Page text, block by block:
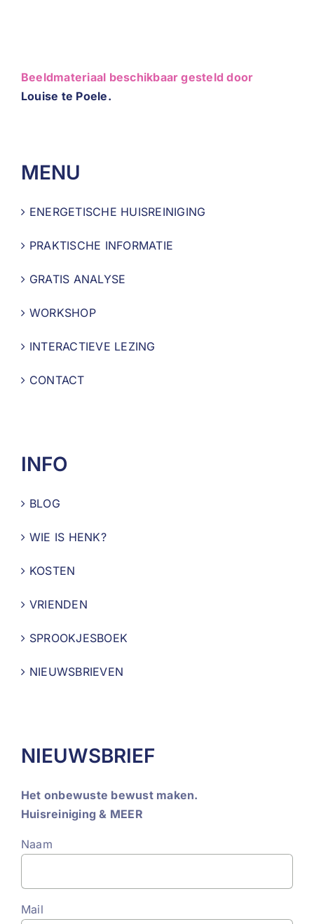
Beeldmateriaal beschikbaar gesteld door
Louise te Poele.
MENU
ENERGETISCHE HUISREINIGING
PRAKTISCHE INFORMATIE
GRATIS ANALYSE
WORKSHOP
INTERACTIEVE LEZING
CONTACT
INFO
BLOG
WIE IS HENK?
KOSTEN
VRIENDEN
SPROOKJESBOEK
NIEUWSBRIEVEN
NIEUWSBRIEF
Het onbewuste bewust maken.
Huisreiniging & MEER
Naam
Mail